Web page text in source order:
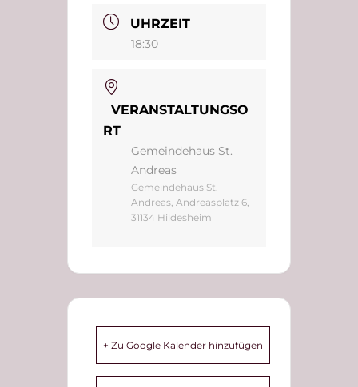
UHRZEIT
18:30
VERANSTALTUNGSO
RT
Gemeindehaus St.
Andreas
Gemeindehaus St.
Andreas, Andreasplatz 6,
31134 Hildesheim
+ Zu Google Kalender hinzufügen